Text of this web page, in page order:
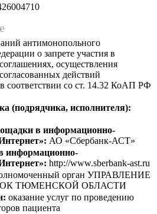
антимонопольного
о запрете участия в
осуществления
действий
соответствии со ст. 14.32 КоАП РФ
(подрядчика, исполнителя):
в информационно-
АО «Сбербанк-АСТ»
информационно-
http://www.sberbank-ast.ru
орган УПРАВЛЕНИЕ
ТЮМЕНСКОЙ ОБЛАСТИ
оказание услуг по проведению
пациента